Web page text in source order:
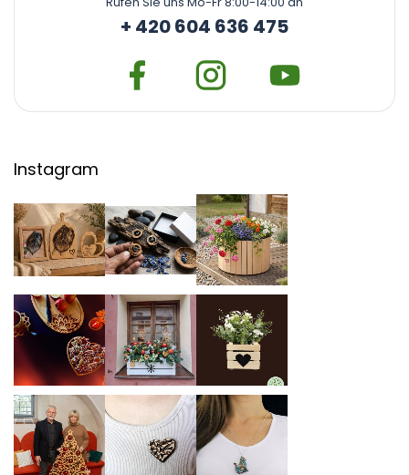
+ 420 604 636 475
Instagram